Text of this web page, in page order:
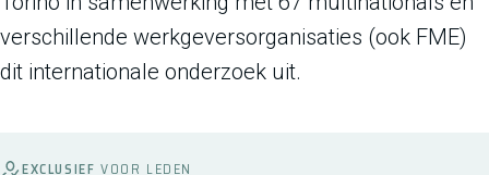
verschillende werkgeversorganisaties (ook FME)
dit internationale onderzoek uit.
EXCLUSIEF VOOR LEDEN